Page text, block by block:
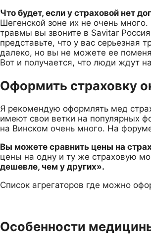
Что будет, если у страховой нет
Шегенской зоне их не очень
травмы вы звоните в Savitar
представьте, что у вас серьезная
далеко, но вы не можете ее
Вот и получается, что люди ждут
Оформить страховку
Я рекомендую оформлять мед
имеют свои ветки на популярных
на Винском очень много. На
Вы можете сравнить цены на
цены на одну и ту же страховую
дешевле, чем у других».
Список агрегаторов где можно
Особенности